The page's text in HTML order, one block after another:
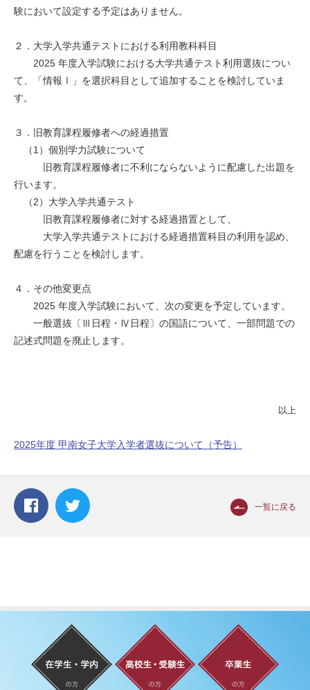
験において設定する予定はありません。
２．大学入学共通テストにおける利用教科科目
2025 年度入学試験における大学共通テスト利用選抜につい
て、「情報Ⅰ」を選択科目として追加することを検討していま
す。
３．旧教育課程履修者への経過措置
（1）個別学力試験について
旧教育課程履修者に不利にならないように配慮した出題を
行います。
（2）大学入学共通テスト
旧教育課程履修者に対する経過措置として、
大学入学共通テストにおける経過措置科目の利用を認め、
配慮を行うことを検討します。
４．その他変更点
2025 年度入学試験において、次の変更を予定しています。
一般選抜〔Ⅲ日程・Ⅳ日程〕の国語について、一部問題での
記述式問題を廃止します。
以上
2025年度 甲南女子大学入学者選抜について（予告）
一覧に戻る